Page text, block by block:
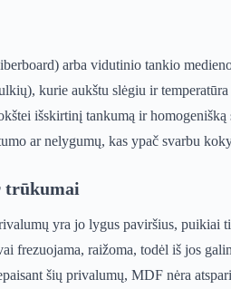
arba vidutinio tankio
kurie aukštu slėgiu ir
išskirtinį tankumą ir
ar nelygumų, kas ypač svarbu
trūkumai
yra jo lygus paviršius, puikiai
frezuojama, raižoma, todėl iš jos
šių privalumų, MDF nėra